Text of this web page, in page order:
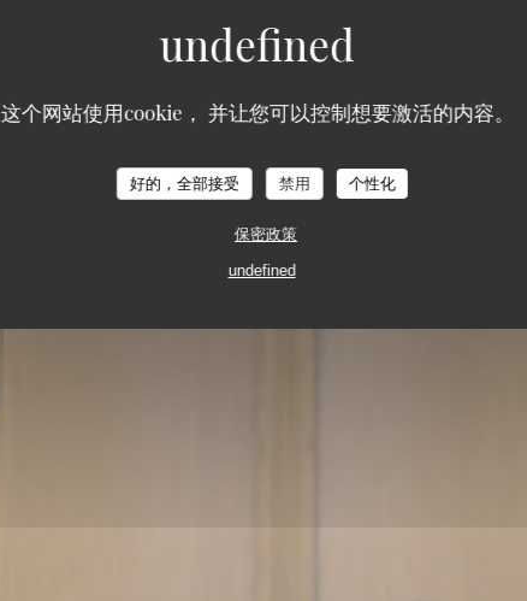
这个网站使用cookie， 并让您可以控制想要激活的内容。
好的，全部接受 禁用 个性化
保密政策
undefined
102, BOULEVARD DE MONTPARNASSE 75014